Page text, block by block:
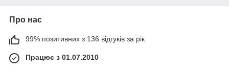
Про нас
99% позитивних з 136 відгуків за рік
Працює з 01.07.2010